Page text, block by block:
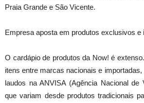
Praia Grande e São Vicente.
Empresa aposta em produtos exclusivos e
O cardápio de produtos da Now! é
itens entre marcas nacionais e
laudos na ANVISA (Agência Nacional de
que variam desde produtos tradicionais